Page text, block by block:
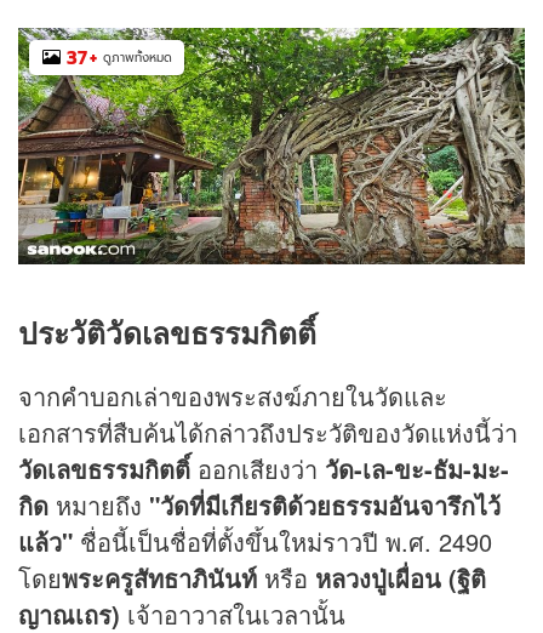
37+ ดูภาพทั้งหมด
ประวัติวัดเลขธรรมกิตติ์
จากคำบอกเล่าของพระสงฆ์ภายในวัดและ
เอกสารที่สืบค้นได้กล่าวถึงประวัติของวัดแห่งนี้ว่า
วัดเลขธรรมกิตติ์ ออกเสียงว่า วัด-เล-ขะ-ธัม-มะ-
กิด หมายถึง "วัดที่มีเกียรติด้วยธรรมอันจารึกไว้
แล้ว" ชื่อนี้เป็นชื่อที่ตั้งขึ้นใหม่ราวปี พ.ศ. 2490
โดยพระครูสัทธาภินันท์ หรือ หลวงปู่เผื่อน (ฐิติ
ญาณเถร) เจ้าอาวาสในเวลานั้น